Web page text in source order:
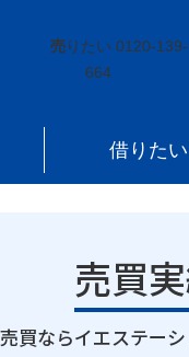
売りたい 0120-139-
664
借りたい
売買
｜
買ならイエステー